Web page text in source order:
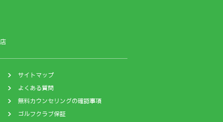
サイトマップ
よくある質問
無料カウンセリングの確認事項
ゴルフクラブ保証